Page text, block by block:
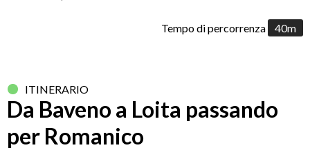
Tempo di percorrenza 40m
ITINERARIO
Da Baveno a Loita passando
per Romanico